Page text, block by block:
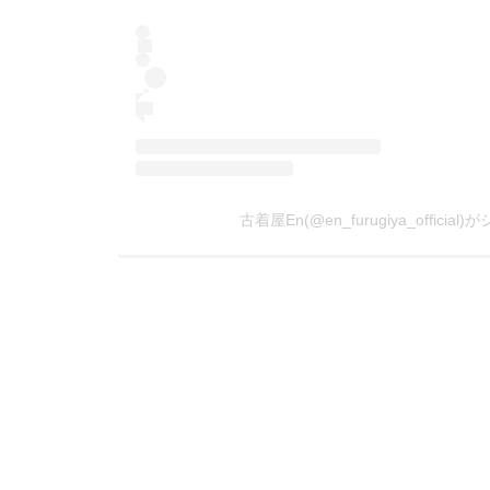
古着屋En(@en_furugiya_official)が